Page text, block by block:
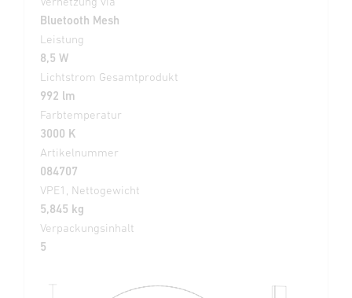
Bluetooth Mesh
Leistung
8,5 W
Lichtstrom Gesamtprodukt
992 lm
Farbtemperatur
3000 K
Artikelnummer
084707
VPE1, Nettogewicht
5,845 kg
Verpackungsinhalt
5